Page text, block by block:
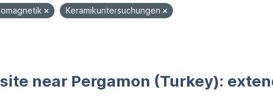
Keramikuntersuchungen
near Pergamon (Turkey):